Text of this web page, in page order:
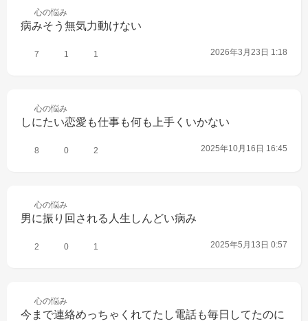
心の悩み
病みそう無気力動けない
7 1 1 2026年3月23日 1:18
心の悩み
しにたい恋愛も仕事も何も上手くいかない
8 0 2 2025年10月16日 16:45
心の悩み
男に振り回される人生しんどい病み
2 0 1 2025年5月13日 0:57
心の悩み
今まで連絡めっちゃくれてたし電話も毎日してたのに